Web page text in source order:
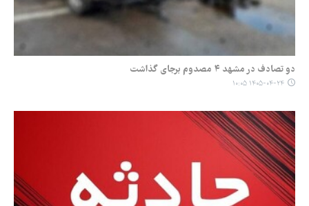
دو تصادف در مشهد ۴ مصدوم برجای گذاشت
۱۴۰۵-۰۴-۲۴ ۱۰:۰۵